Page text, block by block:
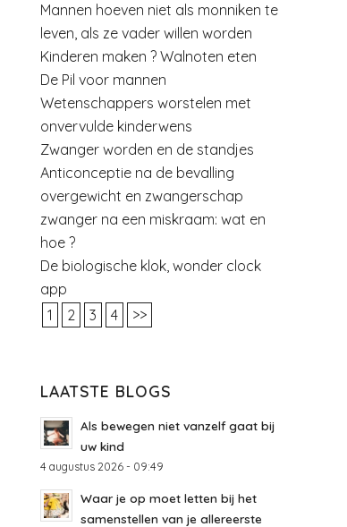
Mannen hoeven niet als monniken te
leven, als ze vader willen worden
Kinderen maken ? Walnoten eten
De Pil voor mannen
Wetenschappers worstelen met
onvervulde kinderwens
Zwanger worden en de standjes
Anticonceptie na de bevalling
overgewicht en zwangerschap
zwanger na een miskraam: wat en
hoe ?
De biologische klok, wonder clock
app
1
2 3 4 >>
LAATSTE BLOGS
Als bewegen niet vanzelf gaat bij
uw kind
4 augustus 2026 - 09:49
Waar je op moet letten bij het
samenstellen van je allereerste